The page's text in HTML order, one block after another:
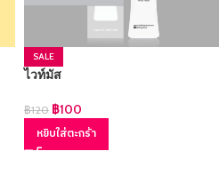
SALE
ไวท์มัส
฿120 ฿100
หยิบใส่ตะกร้า